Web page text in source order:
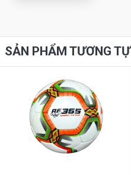
SẢN PHẨM TƯƠNG TỰ